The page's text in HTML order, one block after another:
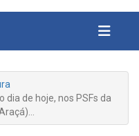
de hoje, nos PSFs da